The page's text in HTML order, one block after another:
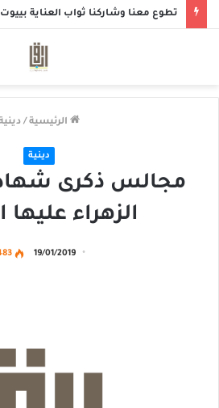
الرئيسية /
دينية
مجالس ذكرى
الزهراء عليها
19/01/2019